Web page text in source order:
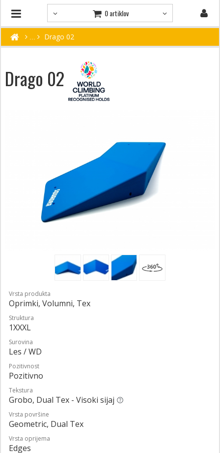
0 artiklov
Drago 02
Drago 02
Vrsta produkta
Oprimki, Volumni, Tex
Struktura
1XXXL
Surovina
Les / WD
Pozitivnost
Pozitivno
Tekstura
Grobo, Dual Tex - Visoki sijaj
Vrsta površine
Geometric, Dual Tex
Vrsta oprijema
Edges